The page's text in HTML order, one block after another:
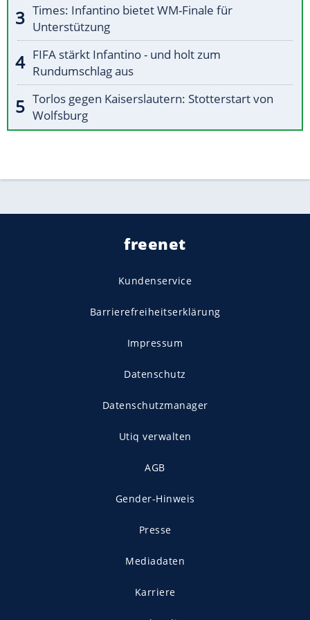
Times: Infantino bietet WM-Finale für
Unterstützung
FIFA stärkt Infantino - und holt zum
Rundumschlag aus
Torlos gegen Kaiserslautern: Stotterstart von
Wolfsburg
freenet
Kundenservice
Barrierefreiheitserklärung
Impressum
Datenschutz
Datenschutzmanager
Utiq verwalten
AGB
Gender-Hinweis
Presse
Mediadaten
Karriere